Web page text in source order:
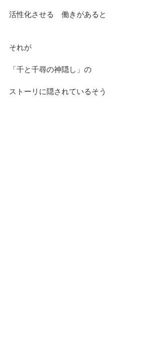
活性化させる　働きがあると
それが
「千と千尋の神隠し」の
ストーリに隠されているそう